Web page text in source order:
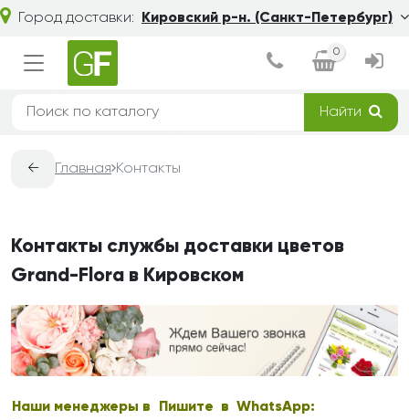
Город доставки: Кировский р-н. (Санкт-Петербург)
0
Найти
← Главная Контакты
Контакты службы доставки цветов
Grand-Flora в Кировском
Наши менеджеры в
Пишите в WhatsApp: